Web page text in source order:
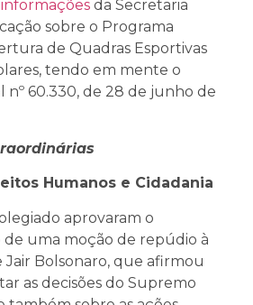
da Secretaria
sobre o Programa
de Quadras Esportivas
tendo em mente o
nº 60.330, de 28 de junho de
Humanos e Cidadania
aprovaram o
uma moção de repúdio à
Bolsonaro, que afirmou
as decisões do Supremo